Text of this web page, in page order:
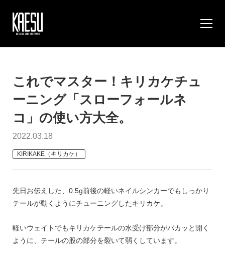
これでマスター！キリカケチュ
ーニング「スローフォールネ
コ」の使い方大全。
2022.03.18
KIRIKAKE（キリカケ）
先日お伝えした、0.5g前後の軽いネイルシンカーでもしっかり
テールが動くようにチューニングしたキリカケ。
軽いウェイトでもキリカケテールの水受け部分がパカッと開く
ように、テールの股の部分を裂いて弱くしています。